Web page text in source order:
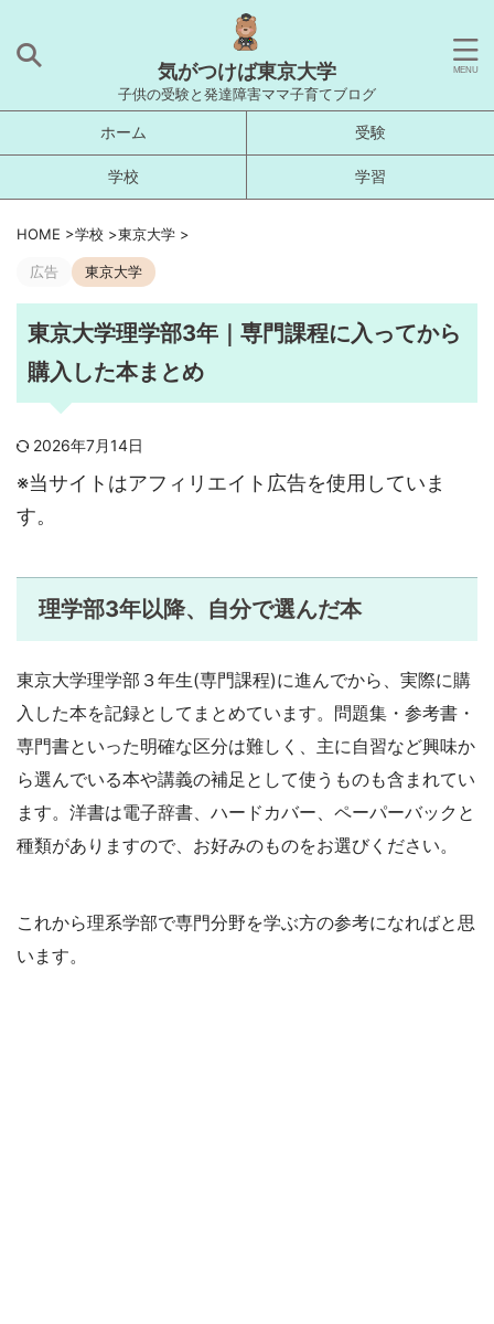
気がつけば東京大学
子供の受験と発達障害ママ子育てブログ
ホーム 受験
学校 学習
HOME >学校 >東京大学 >
広告 東京大学
東京大学理学部3年｜専門課程に入ってから
購入した本まとめ
2026年7月14日
※当サイトはアフィリエイト広告を使用していま
す。
理学部3年以降、自分で選んだ本
東京大学理学部３年生(専門課程)に進んでから、実際に購
入した本を記録としてまとめています。問題集・参考書・
専門書といった明確な区分は難しく、主に自習など興味か
ら選んでいる本や講義の補足として使うものも含まれてい
ます。洋書は電子辞書、ハードカバー、ペーパーバックと
種類がありますので、お好みのものをお選びください。
これから理系学部で専門分野を学ぶ方の参考になればと思
います。